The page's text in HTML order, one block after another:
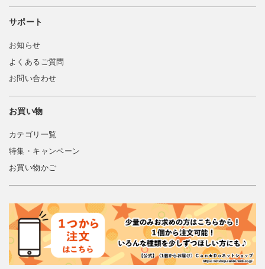
サポート
お知らせ
よくあるご質問
お問い合わせ
お買い物
カテゴリ一覧
特集・キャンペーン
お買い物かご